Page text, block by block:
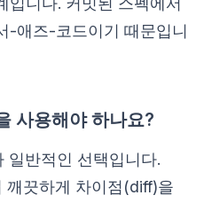
-애즈-코드이기 때문입니
사용해야 하나요?
일반적인 선택입니다.
깨끗하게 차이점(diff)을